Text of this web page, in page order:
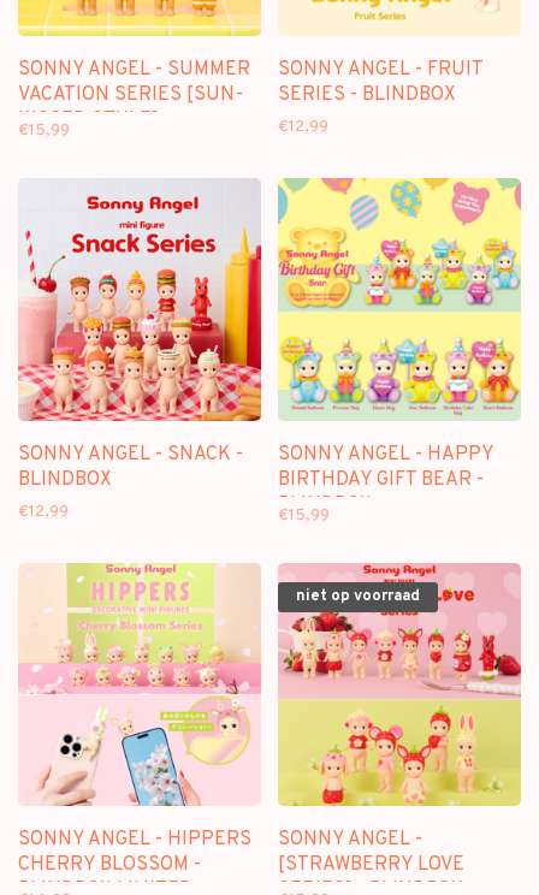
SONNY ANGEL - SUMMER
VACATION SERIES [SUN-
KISSED STYLE] -
€15,99
SONNY ANGEL - FRUIT
SERIES - BLINDBOX
€12,99
SONNY ANGEL - SNACK -
BLINDBOX
€12,99
SONNY ANGEL - HAPPY
BIRTHDAY GIFT BEAR -
BLINDBOX
€15,99
SONNY ANGEL - HIPPERS
CHERRY BLOSSOM -
BLINDBOX LIMITED
niet op voorraad
SONNY ANGEL -
[STRAWBERRY LOVE
SERIES] - BLINDBOX